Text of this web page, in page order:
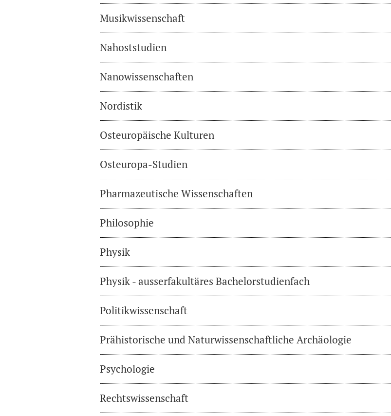
Musikwissenschaft
Nahoststudien
Nanowissenschaften
Nordistik
Osteuropäische Kulturen
Osteuropa-Studien
Pharmazeutische Wissenschaften
Philosophie
Physik
Physik - ausserfakultäres Bachelorstudienfach
Politikwissenschaft
Prähistorische und Naturwissenschaftliche Archäologie
Psychologie
Rechtswissenschaft